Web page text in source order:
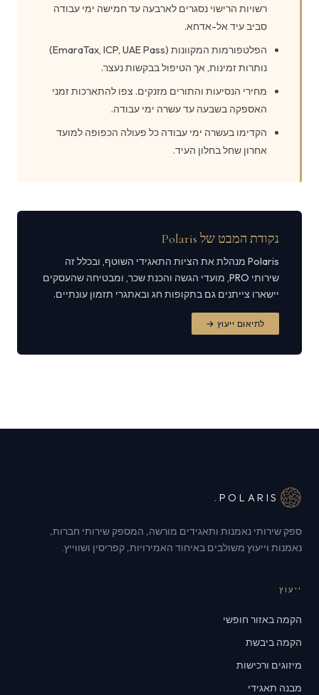
רשויות הרישוי נסגרים לארבעה עד חמישה ימי עבודה
סביב עיד אל-אדחא.
הפלטפורמות המקוונות (EmaraTax, ICP, UAE Pass)
נותרות זמינות, אך הטיפול בבקשות נעצר.
מחירי הנסיעות והתורים מזנקים. צפו להתארכות זמני
האספקה בשבעה עד עשרה ימי עבודה.
הקדימו בעשרה ימי עבודה כל פעולה הכפופה למועד
אחרון שחל בחלון העיד.
נקודת המבט של Polaris
Polaris מנהלת את הציות התאגידי השוטף, ובכלל זה
שירותי PRO, מועדי הגשה והכנת שכר, ומבטיחה שהעסקים
יישארו צייתנים גם בתקופות חג ובאתגרי תזמון עונתיים.
לתיאום ייעוץ →
POLARIS
.
ספק שירותי נאמנות ותאגידים מורשה, המספק שירותי חברות,
נאמנות וייעוץ משולבים באיחוד האמירויות, קפריסין ושווייץ.
ייעוץ
הקמה באזור חופשי
הקמה ביבשת
מיזוגים ורכישות
מבנה תאגידי